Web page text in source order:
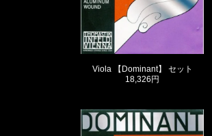
Viola 【Dominant】 セット
18,326円